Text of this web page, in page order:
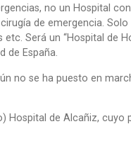
no un Hospital
de emergencia.
Será un “Hospital de
de España.
no se ha puesto en
Hospital de Alcañiz,